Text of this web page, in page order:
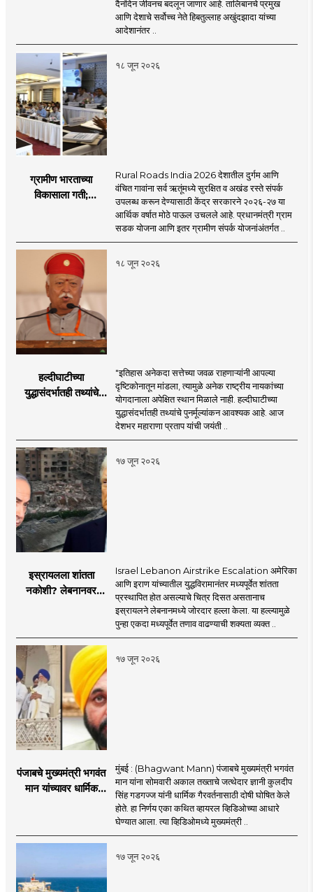
दैनंदिन जीवनच बदलून जाणार आहे. तालिबानचे प्रमुख
आणि देशाचे सर्वोच्च नेते हिबतुल्लाह अखुंदझादा यांच्या
आदेशानंतर ..
१८ जून २०२६
ग्रामीण भारताच्या
विकासाला गती;
लक्ष्य!
Rural Roads India 2026 देशातील दुर्गम आणि
वंचित गावांना सर्व ऋतूंमध्ये सुरक्षित व अखंड रस्ते संपर्क
उपलब्ध करून देण्यासाठी केंद्र सरकारने २०२६-२७ या
आर्थिक वर्षात मोठे पाऊल उचलले आहे. प्रधानमंत्री ग्राम
सडक योजना आणि इतर ग्रामीण संपर्क योजनांअंतर्गत ..
१८ जून २०२६
हल्दीघाटीच्या
युद्धासंदर्भातही तथ्यांचे
मोहनजी भागवत
"इतिहास अनेकदा सत्तेच्या जवळ राहणाऱ्यांनी आपल्या
दृष्टिकोनातून मांडला, त्यामुळे अनेक राष्ट्रीय नायकांच्या
योगदानाला अपेक्षित स्थान मिळाले नाही. हल्दीघाटीच्या
युद्धासंदर्भातही तथ्यांचे पुनर्मूल्यांकन आवश्यक आहे. आज
देशभर महाराणा प्रताप यांची जयंती ..
१७ जून २०२६
इस्रायलला शांतता
नकोशी? लेबनानवर
इराण-अमेरिकेत आरोप-
प्रत्यारोप
Israel Lebanon Airstrike Escalation अमेरिका
आणि इराण यांच्यातील युद्धविरामानंतर मध्यपूर्वेत शांतता
प्रस्थापित होत असल्याचे चित्र दिसत असतानाच
इस्रायलने लेबनानमध्ये जोरदार हल्ला केला. या हल्ल्यामुळे
पुन्हा एकदा मध्यपूर्वेत तणाव वाढण्याची शक्यता व्यक्त ..
१७ जून २०२६
पंजाबचे मुख्यमंत्री भगवंत
मान यांच्यावर धार्मिक
खळबळ
मुंबई : (Bhagwant Mann) पंजाबचे मुख्यमंत्री भगवंत
मान यांना सोमवारी अकाल तख्ताचे जत्थेदार ज्ञानी कुलदीप
सिंह गडगज्ज यांनी धार्मिक गैरवर्तनासाठी दोषी घोषित केले
होते. हा निर्णय एका कथित व्हायरल व्हिडिओच्या आधारे
घेण्यात आला. त्या व्हिडिओमध्ये मुख्यमंत्री ..
१७ जून २०२६